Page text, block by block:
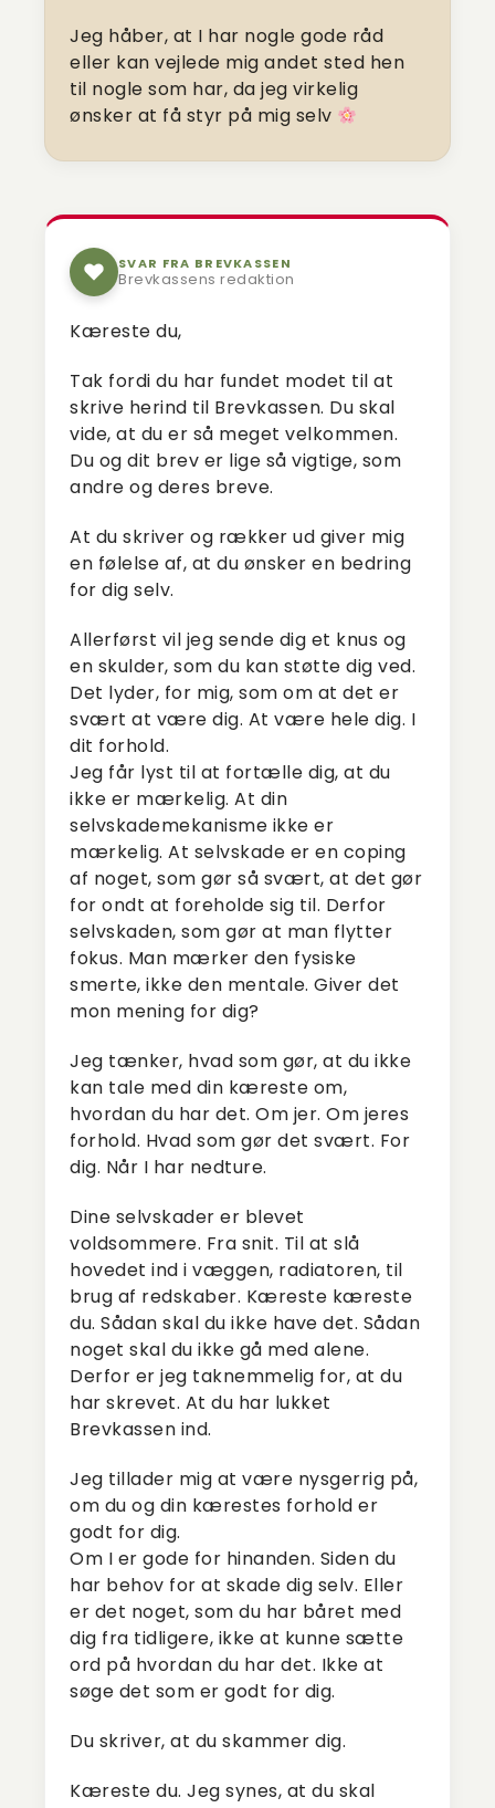
Jeg håber, at I har nogle gode råd
eller kan vejlede mig andet sted hen
til nogle som har, da jeg virkelig
ønsker at få styr på mig selv
SVAR FRA BREVKASSEN
Brevkassens redaktion
Kæreste du,
Tak fordi du har fundet modet til at
skrive herind til Brevkassen. Du skal
vide, at du er så meget velkommen.
Du og dit brev er lige så vigtige, som
andre og deres breve.
At du skriver og rækker ud giver mig
en følelse af, at du ønsker en bedring
for dig selv.
Allerførst vil jeg sende dig et knus og
en skulder, som du kan støtte dig ved.
Det lyder, for mig, som om at det er
svært at være dig. At være hele dig. I
dit forhold.
Jeg får lyst til at fortælle dig, at du
ikke er mærkelig. At din
selvskademekanisme ikke er
mærkelig. At selvskade er en coping
af noget, som gør så svært, at det gør
for ondt at foreholde sig til. Derfor
selvskaden, som gør at man flytter
fokus. Man mærker den fysiske
smerte, ikke den mentale. Giver det
mon mening for dig?
Jeg tænker, hvad som gør, at du ikke
kan tale med din kæreste om,
hvordan du har det. Om jer. Om jeres
forhold. Hvad som gør det svært. For
dig. Når I har nedture.
Dine selvskader er blevet
voldsommere. Fra snit. Til at slå
hovedet ind i væggen, radiatoren, til
brug af redskaber. Kæreste kæreste
du. Sådan skal du ikke have det. Sådan
noget skal du ikke gå med alene.
Derfor er jeg taknemmelig for, at du
har skrevet. At du har lukket
Brevkassen ind.
Jeg tillader mig at være nysgerrig på,
om du og din kærestes forhold er
godt for dig.
Om I er gode for hinanden. Siden du
har behov for at skade dig selv. Eller
er det noget, som du har båret med
dig fra tidligere, ikke at kunne sætte
ord på hvordan du har det. Ikke at
søge det som er godt for dig.
Du skriver, at du skammer dig.
Kæreste du. Jeg synes, at du skal